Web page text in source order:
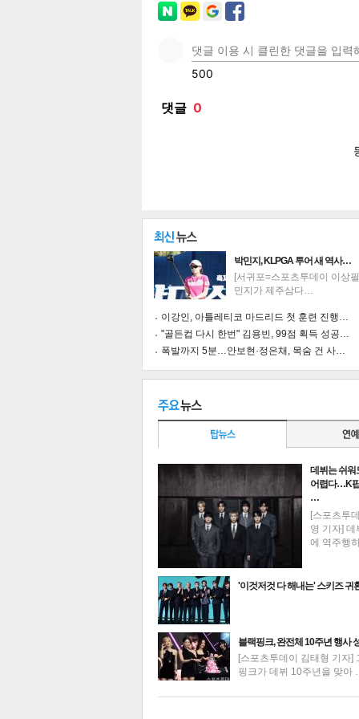
기
트위 카카
최신뉴스
박민지, KLPGA 투어 새 역사…
[서귀포=스포츠투데이 이상
민지가 제주삼다…
이강인, 아틀레티코 마드리드 첫 훈련 진행…
"골든컵 다시 한번" 김용빈, 99점 획득 성공…
폭발까지 5분…안보현·정은채, 목숨 건 사…
데뷔는 쉬워
어렵다…K
…
[스포츠투
영 기자] 데
에 역주행
'이것저것 다 해내는' 스키즈
블랙핑크, 완전체 10주년 행사
[스포츠투데이 김태형 기자]
핑크가 데뷔 10주년을 맞아